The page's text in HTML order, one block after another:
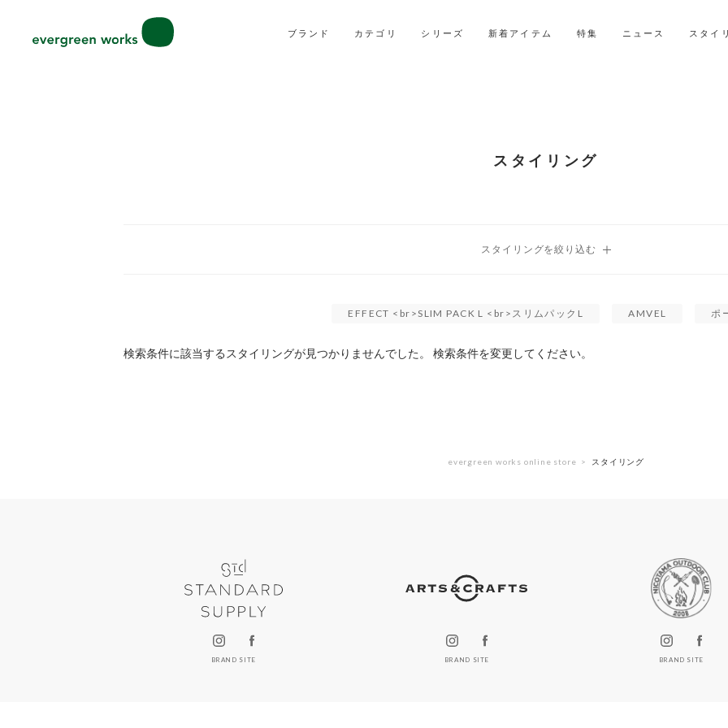
ブランド
カテゴリ シリーズ 新着アイテム 特集 ニュース スタイ
スタイリング
EFFECT <br>SLIM PACK L <br>スリムパックL AMVEL ポ
検索条件に該当するスタイリングが見つかりませんでした。 検索条件を変更してください。
evergreen works online store スタイリング
BRAND SITE BRAND SITE BRAND SITE